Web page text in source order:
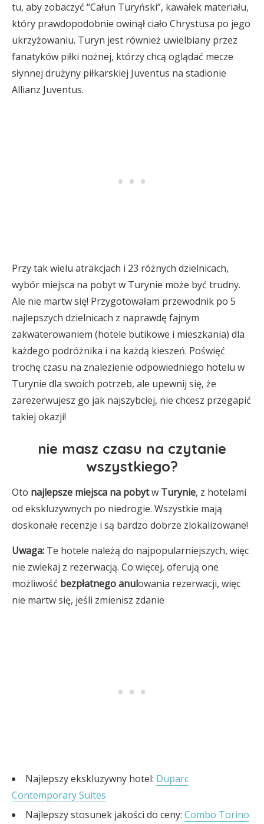
tu, aby zobaczyć “Całun Turyński”, kawałek materiału,
który prawdopodobnie owinął ciało Chrystusa po jego
ukrzyżowaniu. Turyn jest również uwielbiany przez
fanatyków piłki nożnej, którzy chcą oglądać mecze
słynnej drużyny piłkarskiej Juventus na stadionie
Allianz Juventus.
Przy tak wielu atrakcjach i 23 różnych dzielnicach,
wybór miejsca na pobyt w Turynie może być trudny.
Ale nie martw się! Przygotowałam przewodnik po 5
najlepszych dzielnicach z naprawdę fajnym
zakwaterowaniem (hotele butikowe i mieszkania) dla
każdego podróżnika i na każdą kieszeń. Poświęć
trochę czasu na znalezienie odpowiedniego hotelu w
Turynie dla swoich potrzeb, ale upewnij się, że
zarezerwujesz go jak najszybciej, nie chcesz przegapić
takiej okazji!
nie masz czasu na czytanie
wszystkiego?
Oto najlepsze miejsca na pobytw Turynie, z hotelami
od ekskluzywnych po niedrogie. Wszystkie mają
doskonałe recenzje i są bardzo dobrze zlokalizowane!
Uwaga: Te hotele należą do najpopularniejszych, więc
nie zwlekaj z rezerwacją. Co więcej, oferują one
możliwość bezpłatnego anulowania rezerwacji, więc
nie martw się, jeśli zmienisz zdanie
Najlepszy ekskluzywny hotel: Duparc
Contemporary Suites
Najlepszy stosunek jakości do ceny: Combo Torino